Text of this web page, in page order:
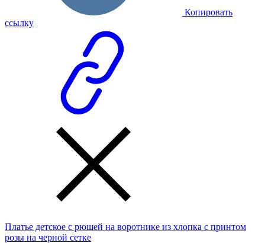
Копировать
ссылку
Платье детское с рюшей на воротнике из хлопка с принтом
розы на черной сетке